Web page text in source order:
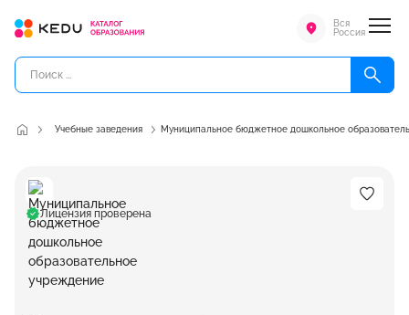
Вся
Россия
Учебные заведения Муниципальное бюджетное дошкольное
Лицензия проверена